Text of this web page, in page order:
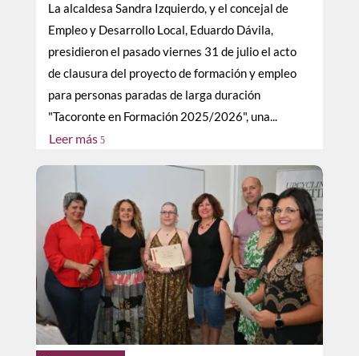
La alcaldesa Sandra Izquierdo, y el concejal de
Empleo y Desarrollo Local, Eduardo Dávila,
presidieron el pasado viernes 31 de julio el acto
de clausura del proyecto de formación y empleo
para personas paradas de larga duración
"Tacoronte en Formación 2025/2026", una...
Leer más 5